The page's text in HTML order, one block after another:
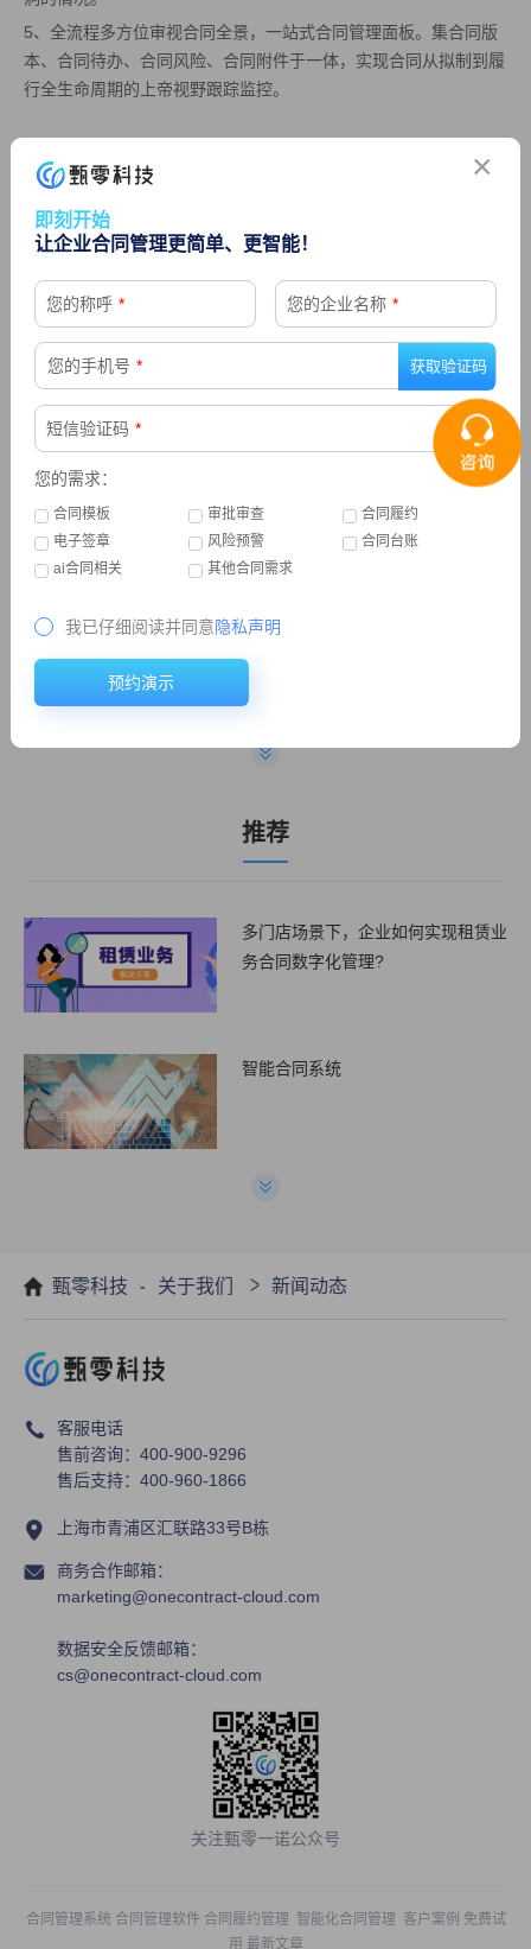
5、全流程多方位审视合同全景，一站式合同管理面板。集合同版
本、合同待办、合同风险、合同附件于一体，实现合同从拟制到履
行全生命周期的上帝视野跟踪监控。
甄零致力于赋予企业智能化、数字化的合同管理能力，已服务近百
家大型企业，产品可覆盖合同管理的多种场景，从而为企业带来更
加智能、便捷与安全的合同管理体验。
上一篇： 合同在线管理有何优势，流程是什么？
下一篇：合同管理软件能解决哪些问题，有什么功能？
精选
医疗器械行业 | 合同管理解决方案重磅来袭!
3 法务如何防范合同管理中的风险
推荐
多门店场景下，企业如何实现租赁业
务合同数字化管理?
智能合同系统
甄零科技 - 关于我们 > 新闻动态
客服电话
售前咨询：400-900-9296
售后支持：400-960-1866
上海市青浦区汇联路33号B栋
商务合作邮箱：
marketing@onecontract-cloud.com
数据安全反馈邮箱：
cs@onecontract-cloud.com
关注甄零一诺公众号
合同管理系统 合同管理软件 合同履约管理 智能化合同管理 客户案例 免费试
用 最新文章
即刻开始
让企业合同管理更简单、更智能！
您的称呼 * 您的企业名称 *
您的手机号 *
短信验证码 *
您的需求：
合同模板 审批审查
合同履约
电子签章
风险预警
合同台账
ai合同相关
其他合同需求
我已仔细阅读并同意隐私声明
预约演示
×